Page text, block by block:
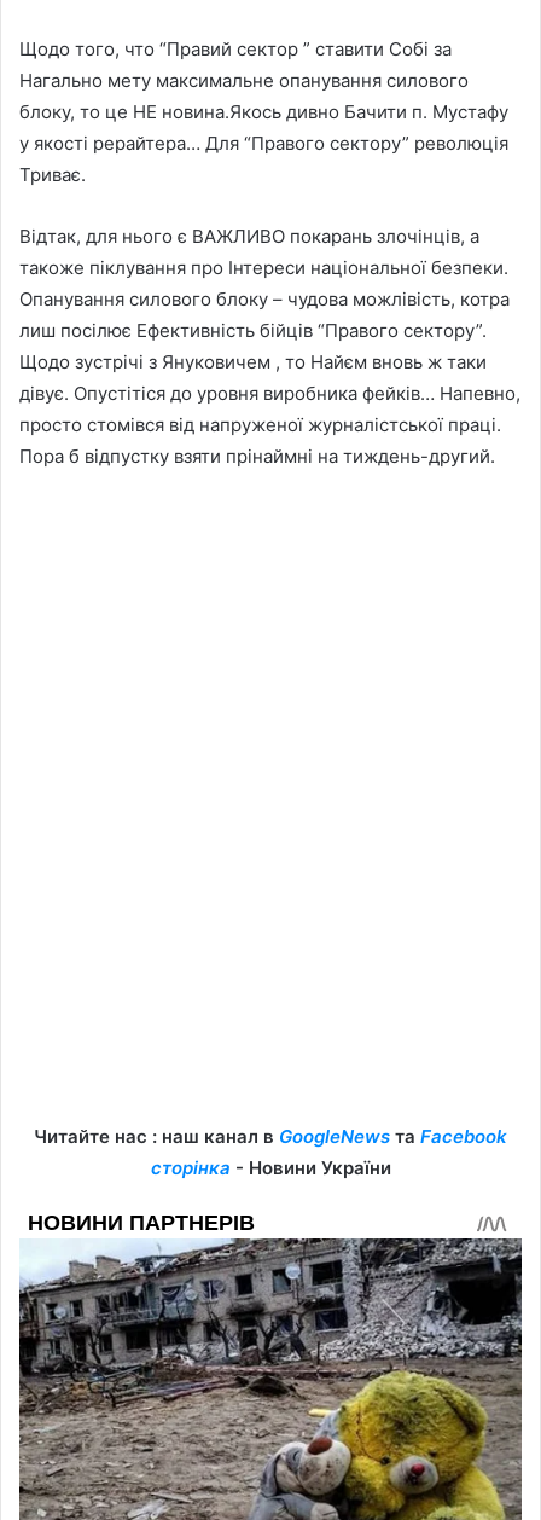
Щодо того, что “Правий сектор ” ставити Собі за
Нагально мету максимальне опанування силового
блоку, то це НЕ новина.Якось дивно Бачити п. Мустафу
у якості рерайтера… Для “Правого сектору” революція
Триває.
Відтак, для нього є ВАЖЛИВО покарань злочінців, а
такоже піклування про Інтереси національної безпеки.
Опанування силового блоку – чудова можлівість, котра
лиш посілює Ефективність бійців “Правого сектору”.
Щодо зустрічі з Януковичем , то Найєм вновь ж таки
дівує. Опустітіся до уровня виробника фейків… Напевно,
просто стомівся від напруженої журналістської праці.
Пора б відпустку взяти прінаймні на тиждень-другий.
Читайте нас : наш канал в GoogleNews та Facebook
сторінка - Новини України